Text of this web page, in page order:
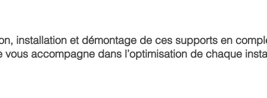
installation et démontage de ces supports en
accompagne dans l’optimisation de chaque